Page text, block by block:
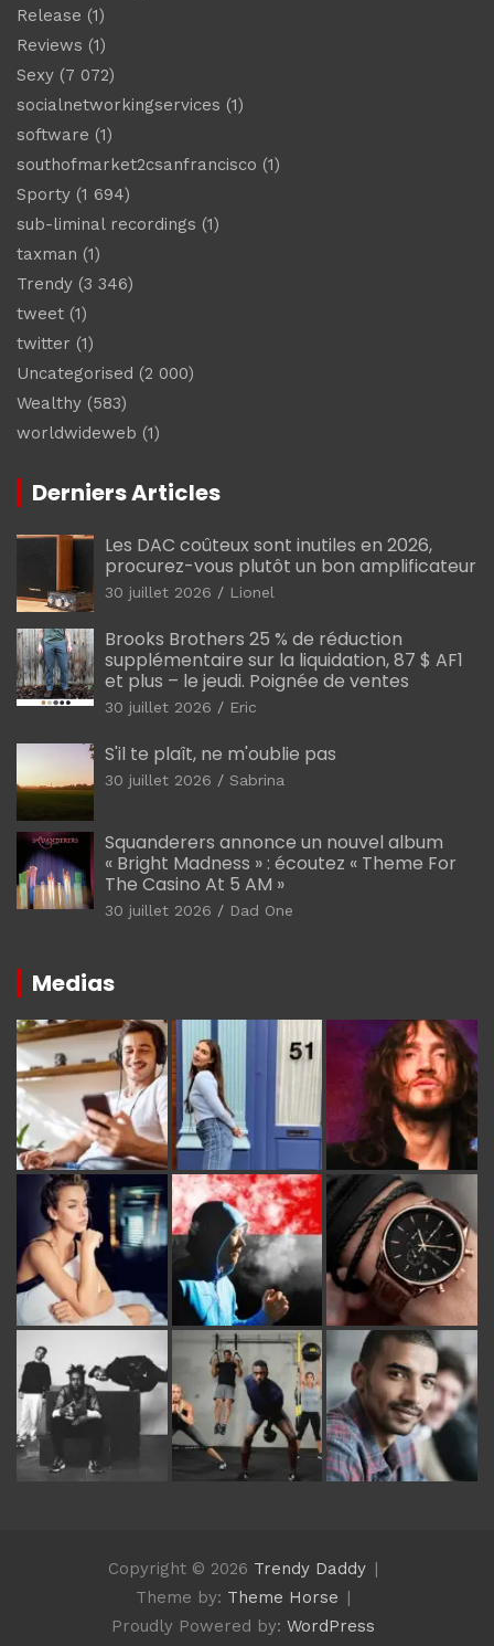
Release (1)
Reviews (1)
Sexy (7 072)
socialnetworkingservices (1)
software (1)
southofmarket2csanfrancisco (1)
Sporty (1 694)
sub-liminal recordings (1)
taxman (1)
Trendy (3 346)
tweet (1)
twitter (1)
Uncategorised (2 000)
Wealthy (583)
worldwideweb (1)
Derniers Articles
Les DAC coûteux sont inutiles en 2026,
procurez-vous plutôt un bon amplificateur
30 juillet 2026 Lionel
Brooks Brothers 25 % de réduction
supplémentaire sur la liquidation, 87 $ AF1
et plus – le jeudi. Poignée de ventes
30 juillet 2026 Eric
S'il te plaît, ne m'oublie pas
30 juillet 2026 Sabrina
Squanderers annonce un nouvel album
« Bright Madness » : écoutez « Theme For
The Casino At 5 AM »
30 juillet 2026 Dad One
Medias
Copyright © 2026 Trendy Daddy
Theme by: Theme Horse
Proudly Powered by: WordPress